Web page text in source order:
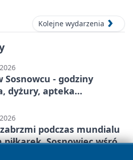
Kolejne wydarzenia
Sosnowcu - godziny
dyżury, apteka
zabrzmi podczas mundialu
piłkarek. Sosnowiec wśród